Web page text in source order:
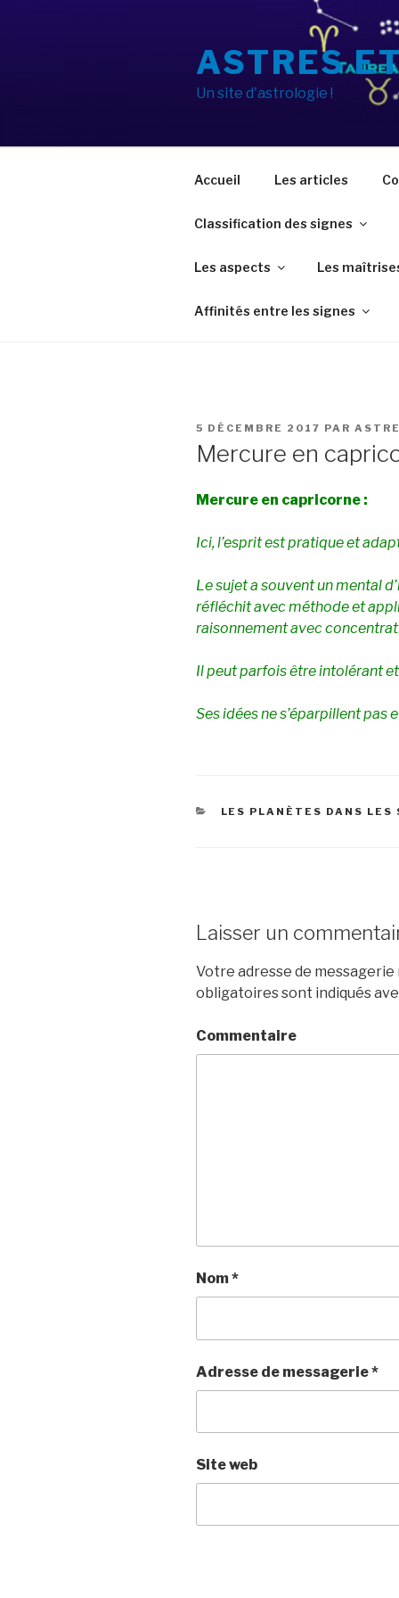
ASTRES
Un site d'astrologie !
Accueil Les articles
Classification des signes
Les aspects Les
Affinités entre les signes
PUBLIÉ
LE
5 DÉCEMBRE 2017 PAR
Mercure en
Mercure en capricorne :
Ici, l’esprit est pratique et
Le sujet a souvent un mental
réfléchit avec méthode et
raisonnement avec
Il peut parfois être intolérant
Ses idées ne s’éparpillent pas
CATÉGORIES
LES PLANÈTES DANS LES
Laisser un
Votre adresse de messagerie
obligatoires sont indiqués
Commentaire
Nom*
Adresse de messagerie*
Site web